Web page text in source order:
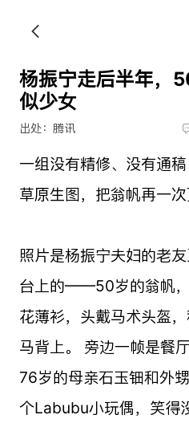
杨振宁走后半年，
似少女
出处：腾讯
一组没有精修、没有通
草原生图，把翁帆再一次
照片是杨振宁夫妇的老
台上的——50岁的翁帆
花薄衫，头戴马术头盔
马背上。 旁边一帧是餐
76岁的母亲石玉钿和外
个Labubu小玩偶，笑得